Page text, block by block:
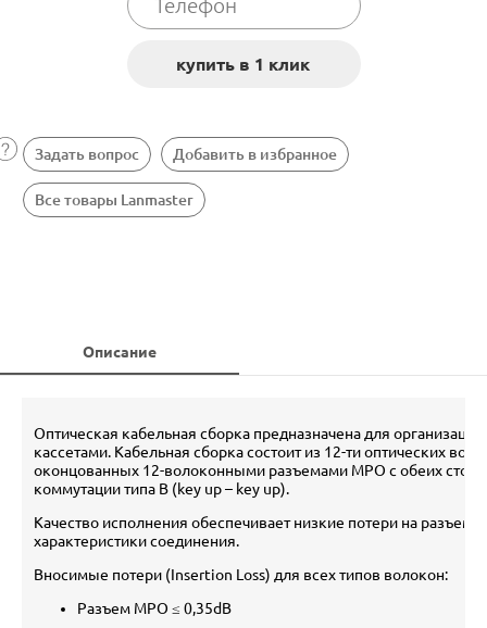
Задать вопрос Добавить в избранное
Все товары Lanmaster
Описание
Оптическая кабельная сборка предназначена для
кассетами. Кабельная сборка состоит из 12-ти оптических
оконцованных 12-волоконными разъемами МРО с обеих
коммутации типа B (key up – key up).
Качество исполнения обеспечивает низкие потери на
характеристики соединения.
Вносимые потери (Insertion Loss) для всех типов волокон:
Разъем MPO ≤ 0,35dB